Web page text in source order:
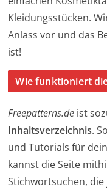
Kleidungsstücken.
Anlass vor und das
ist!
Wie funktioniert
Freepatterns.de ist
Inhaltsverzeichnis.
und Tutorials für
kannst die Seite
Stichwortsuchen,